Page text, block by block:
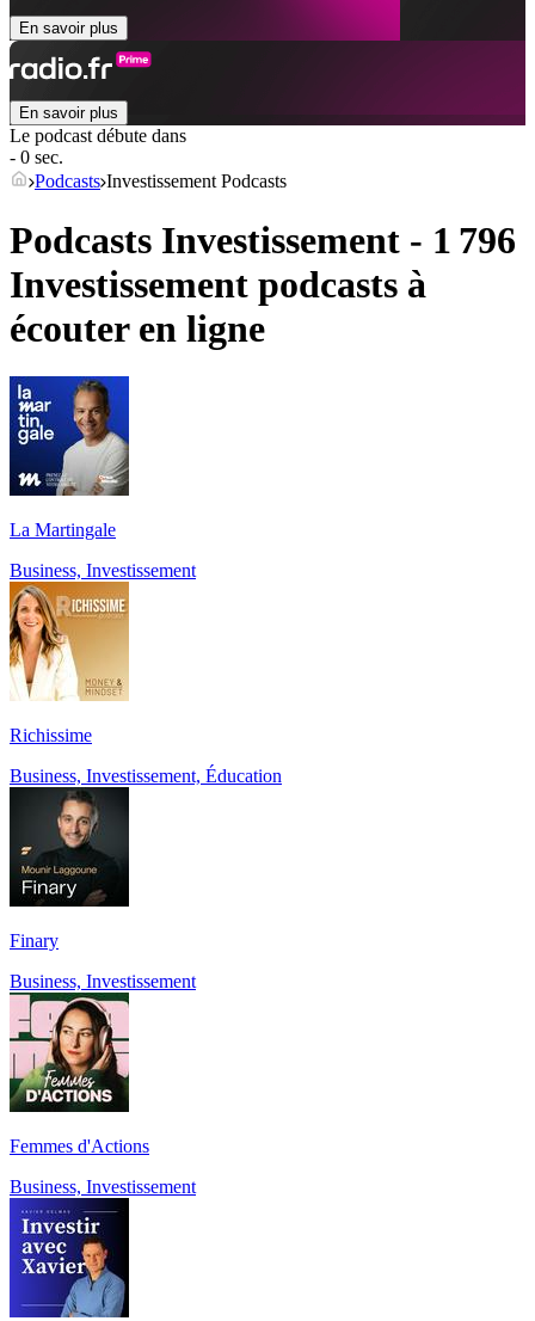
En savoir plus
En savoir plus
Le podcast débute dans
- 0 sec.
Podcasts Investissement Podcasts
Podcasts Investissement - 1 796
Investissement podcasts à
écouter en ligne
La Martingale
Business, Investissement
Richissime
Business, Investissement, Éducation
Finary
Business, Investissement
Femmes d'Actions
Business, Investissement